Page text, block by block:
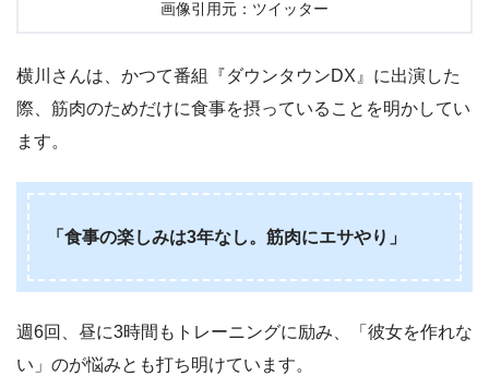
画像引用元：ツイッター
横川さんは、かつて番組『ダウンタウンDX』に出演した
際、筋肉のためだけに食事を摂っていることを明かしてい
ます。
「食事の楽しみは3年なし。筋肉にエサやり」
週6回、昼に3時間もトレーニングに励み、「彼女を作れな
い」のが悩みとも打ち明けています。